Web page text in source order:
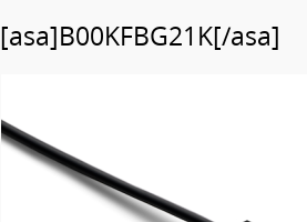
[asa]B00KFBG21K[/asa]